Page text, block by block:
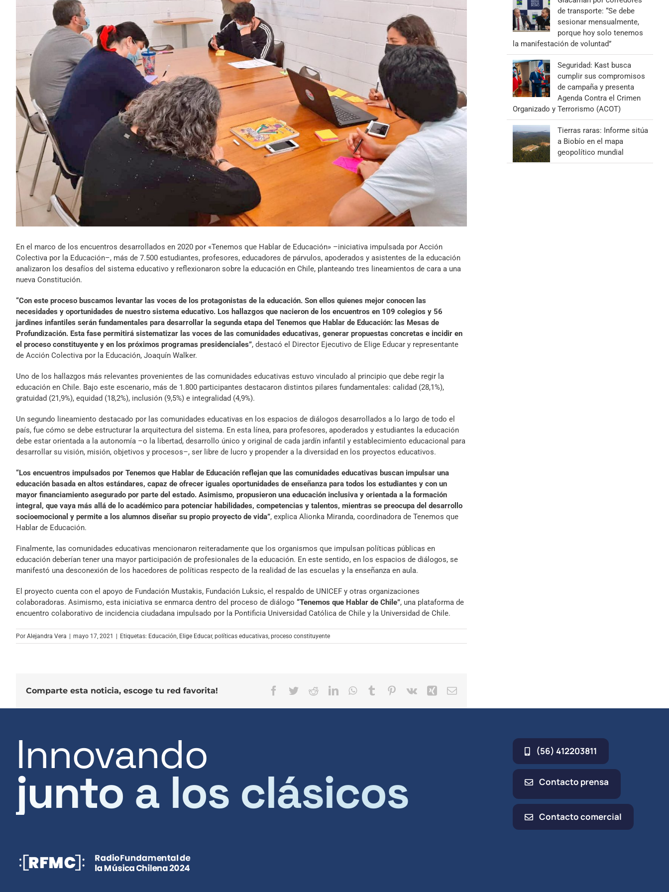
Archivo Sonoro
En el marco de los encuentros desarrollados en 2020 por «Tenemos que Hablar de Educación» –iniciativa impulsada por Acción
Colectiva por la Educación–, más de 7.500 estudiantes, profesores, educadores de párvulos, apoderados y asistentes de la educación
analizaron los desafíos del sistema educativo y reflexionaron sobre la educación en Chile, planteando tres lineamientos de cara a una
nueva Constitución.
“Con este proceso buscamos levantar las voces de los protagonistas de la educación. Son ellos quienes mejor conocen las
necesidades y oportunidades de nuestro sistema educativo. Los hallazgos que nacieron de los encuentros en 109 colegios y 56
jardines infantiles serán fundamentales para desarrollar la segunda etapa del Tenemos que Hablar de Educación: las Mesas de
Profundización. Esta fase permitirá sistematizar las voces de las comunidades educativas, generar propuestas concretas e incidir en
el proceso constituyente y en los próximos programas presidenciales”, destacó el Director Ejecutivo de Elige Educar y representante
de Acción Colectiva por la Educación, Joaquín Walker.
Uno de los hallazgos más relevantes provenientes de las comunidades educativas estuvo vinculado al principio que debe regir la
educación en Chile. Bajo este escenario, más de 1.800 participantes destacaron distintos pilares fundamentales: calidad (28,1%),
gratuidad (21,9%), equidad (18,2%), inclusión (9,5%) e integralidad (4,9%).
Un segundo lineamiento destacado por las comunidades educativas en los espacios de diálogos desarrollados a lo largo de todo el
país, fue cómo se debe estructurar la arquitectura del sistema. En esta línea, para profesores, apoderados y estudiantes la educación
debe estar orientada a la autonomía –o la libertad, desarrollo único y original de cada jardín infantil y establecimiento educacional para
desarrollar su visión, misión, objetivos y procesos–, ser libre de lucro y propender a la diversidad en los proyectos educativos.
“Los encuentros impulsados por Tenemos que Hablar de Educación reflejan que las comunidades educativas buscan impulsar una
educación basada en altos estándares, capaz de ofrecer iguales oportunidades de enseñanza para todos los estudiantes y con un
mayor financiamiento asegurado por parte del estado. Asimismo, propusieron una educación inclusiva y orientada a la formación
integral, que vaya más allá de lo académico para potenciar habilidades, competencias y talentos, mientras se preocupa del desarrollo
socioemocional y permite a los alumnos diseñar su propio proyecto de vida”, explica Alionka Miranda, coordinadora de Tenemos que
Hablar de Educación.
Finalmente, las comunidades educativas mencionaron reiteradamente que los organismos que impulsan políticas públicas en
educación deberían tener una mayor participación de profesionales de la educación. En este sentido, en los espacios de diálogos, se
manifestó una desconexión de los hacedores de políticas respecto de la realidad de las escuelas y la enseñanza en aula.
El proyecto cuenta con el apoyo de Fundación Mustakis, Fundación Luksic, el respaldo de UNICEF y otras organizaciones
colaboradoras. Asimismo, esta iniciativa se enmarca dentro del proceso de diálogo “Tenemos que Hablar de Chile”, una plataforma de
encuentro colaborativo de incidencia ciudadana impulsado por la Pontificia Universidad Católica de Chile y la Universidad de Chile.
Por Alejandra Vera mayo 17, 2021 Etiquetas: Educación, Elige Educar, políticas educativas, proceso constituyente
Comparte esta noticia, escoge tu red favorita! Facebook
TwitterRedditLinkedInWhatsApp
TumblrPinterest
Vk XingCorreo
de transporte: “Se debe
sesionar mensualmente,
porque hoy solo tenemos
la manifestación de voluntad”
Seguridad: Kast busca
cumplir sus compromisos
de campaña y presenta
Agenda Contra el Crimen
Organizado y Terrorismo (ACOT)
Tierras raras: Informe sitúa
a Biobío en el mapa
geopolítico mundial
Innovando
junto a los clásicos
(56) 412203811
Contacto prensa
Contacto comercial